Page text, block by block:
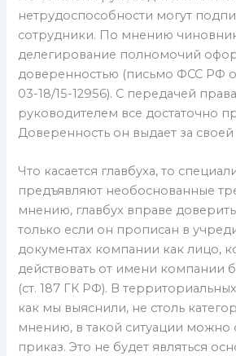
нетрудоспособности могут
сотрудники. По мнению
делегирование полномочий
доверенностью (письмо ФСС РФ
03-18/15-12956). С передачей
руководителем все достаточно
Доверенность он выдает за
Что касается главбуха, то
предъявляют необоснованные
мнению, главбух вправе
только если он прописан в
документах компании как лицо,
действовать от имени компании
(ст. 187 ГК РФ). В
как мы выяснили, не столь
мнению, в такой ситуации можно
приказ. Это не будет являться